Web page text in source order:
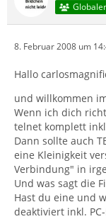
8. Februar 2008 um
Hallo
und willkommen
Wenn ich dich
telnet komplett
Dann sollte auch
eine Kleinigkeit
Verbindung" in
Und was sagt die
Hast du eine und
deaktiviert inkl.